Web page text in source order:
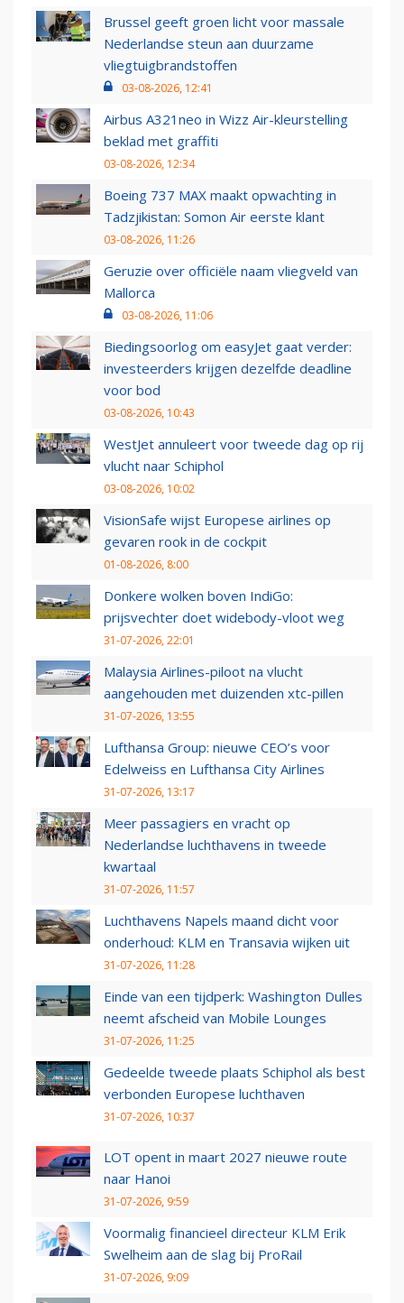
Brussel geeft groen licht voor massale
Nederlandse steun aan duurzame
vliegtuigbrandstoffen
03-08-2026, 12:41
Airbus A321neo in Wizz Air-kleurstelling
beklad met graffiti
03-08-2026, 12:34
Boeing 737 MAX maakt opwachting in
Tadzjikistan: Somon Air eerste klant
03-08-2026, 11:26
Geruzie over officiële naam vliegveld van
Mallorca
03-08-2026, 11:06
Biedingsoorlog om easyJet gaat verder:
investeerders krijgen dezelfde deadline
voor bod
03-08-2026, 10:43
WestJet annuleert voor tweede dag op rij
vlucht naar Schiphol
03-08-2026, 10:02
VisionSafe wijst Europese airlines op
gevaren rook in de cockpit
01-08-2026, 8:00
Donkere wolken boven IndiGo:
prijsvechter doet widebody-vloot weg
31-07-2026, 22:01
Malaysia Airlines-piloot na vlucht
aangehouden met duizenden xtc-pillen
31-07-2026, 13:55
Lufthansa Group: nieuwe CEO’s voor
Edelweiss en Lufthansa City Airlines
31-07-2026, 13:17
Meer passagiers en vracht op
Nederlandse luchthavens in tweede
kwartaal
31-07-2026, 11:57
Luchthavens Napels maand dicht voor
onderhoud: KLM en Transavia wijken uit
31-07-2026, 11:28
Einde van een tijdperk: Washington Dulles
neemt afscheid van Mobile Lounges
31-07-2026, 11:25
Gedeelde tweede plaats Schiphol als best
verbonden Europese luchthaven
31-07-2026, 10:37
LOT opent in maart 2027 nieuwe route
naar Hanoi
31-07-2026, 9:59
Voormalig financieel directeur KLM Erik
Swelheim aan de slag bij ProRail
31-07-2026, 9:09